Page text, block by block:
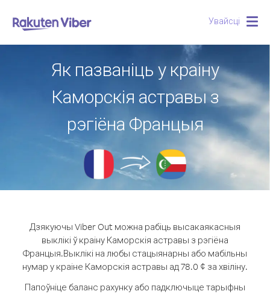
Увайсці
Як пазваніць у краіну
Каморскія астравы з
рэгіёна Францыя
Дзякуючы Viber Out можна рабіць высакаякасныя
выклікі ў краіну Каморскія астравы з рэгіёна
Францыя.Выклікі на любы стацыянарны або мабільны
нумар у краіне Каморскія астравы ад 78.0 ¢ за хвіліну.
Папоўніце баланс рахунку або падключыце тарыфны